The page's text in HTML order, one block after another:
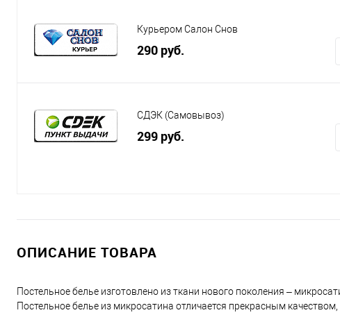
Курьером Салон Снов
290 руб.
СДЭК (Самовывоз)
299 руб.
ОПИСАНИЕ ТОВАРА
Постельное белье изготовлено из ткани нового поколения –
Постельное белье из микросатина отличается прекрасным